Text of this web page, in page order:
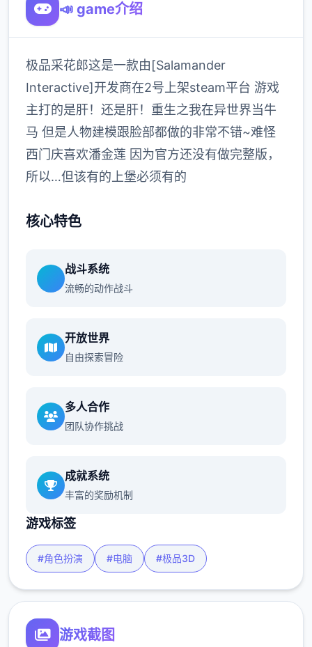
📣 game介绍
极品采花郎这是一款由[Salamander
Interactive]开发商在2号上架steam平台 游戏
主打的是肝！还是肝！重生之我在异世界当牛
马 但是人物建模跟脸部都做的非常不错~难怪
西门庆喜欢潘金莲 因为官方还没有做完整版，
所以…但该有的上堡必须有的
核心特色
战斗系统
流畅的动作战斗
开放世界
自由探索冒险
多人合作
团队协作挑战
成就系统
丰富的奖励机制
游戏标签
#角色扮演 #电脑 #极品3D
游戏截图